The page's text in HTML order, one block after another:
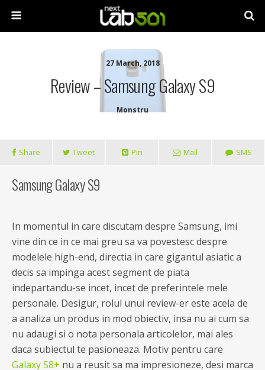
27 March, 2018
Review – Samsung Galaxy S9
Monstru
Share Tweet Pin Mail SMS
Samsung Galaxy S9
In momentul in care discutam despre Samsung, imi
vine din ce in ce mai greu sa va povestesc despre
modelele high-end, directia in care gigantul asiatic a
decis sa impinga acest segment de piata
indepartandu-se incet, incet de preferintele mele
personale. Desigur, rolul unui review-er este acela de
a analiza un produs in mod obiectiv, insa nu ai cum sa
nu adaugi si o nota personala articolelor, mai ales
daca subiectul te pasioneaza. Motiv pentru care
Galaxy S8+ nu a reusit sa ma impresioneze, desi marca